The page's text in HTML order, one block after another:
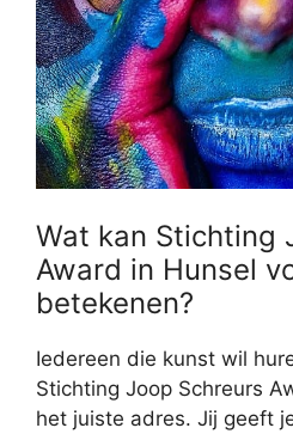
Wat kan Stichting
Award in Hunsel
betekenen?
Iedereen die kunst wil
Stichting Joop Schreurs
het juiste adres. Jij geeft